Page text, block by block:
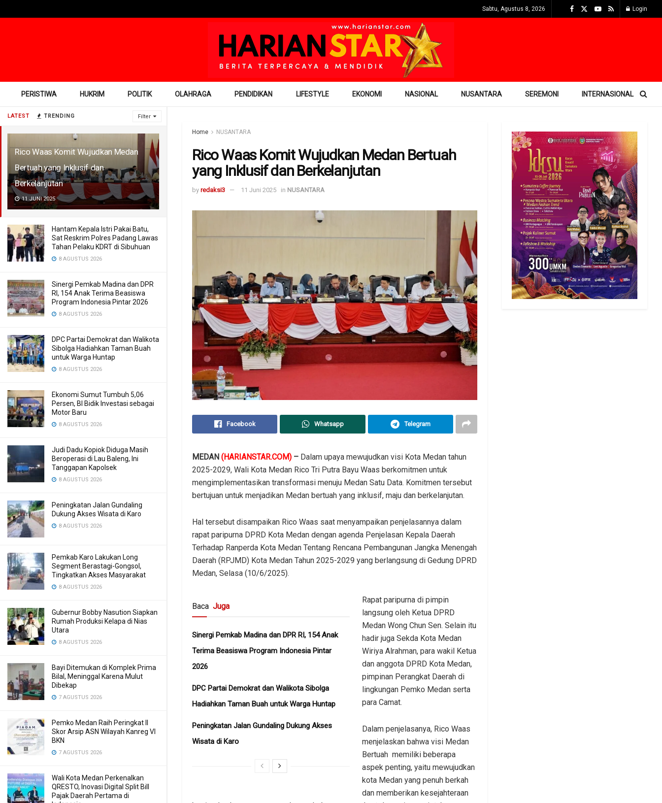
LATEST TRENDING Filter
Rico Waas Komit Wujudkan Medan
Bertuah yang Inklusif dan
Berkelanjutan
11 JUNI 2025
Hantam Kepala Istri Pakai Batu,
Sat Reskrim Polres Padang Lawas
Tahan Pelaku KDRT di Sibuhuan
8 AGUSTUS 2026
Sinergi Pemkab Madina dan DPR
RI, 154 Anak Terima Beasiswa
Program Indonesia Pintar 2026
8 AGUSTUS 2026
DPC Partai Demokrat dan Walikota
Sibolga Hadiahkan Taman Buah
untuk Warga Huntap
8 AGUSTUS 2026
Ekonomi Sumut Tumbuh 5,06
Persen, BI Bidik Investasi sebagai
Motor Baru
8 AGUSTUS 2026
Judi Dadu Kopiok Diduga Masih
Beroperasi di Lau Baleng, Ini
Tanggapan Kapolsek
8 AGUSTUS 2026
Peningkatan Jalan Gundaling
Dukung Akses Wisata di Karo
8 AGUSTUS 2026
Pemkab Karo Lakukan Long
Segment Berastagi-Gongsol,
Tingkatkan Akses Masyarakat
8 AGUSTUS 2026
Gubernur Bobby Nasution Siapkan
Rumah Produksi Kelapa di Nias
Utara
8 AGUSTUS 2026
Bayi Ditemukan di Komplek Prima
Bilal, Meninggal Karena Mulut
Dibekap
7 AGUSTUS 2026
Pemko Medan Raih Peringkat II
Skor Arsip ASN Wilayah Kanreg VI
BKN
7 AGUSTUS 2026
Wali Kota Medan Perkenalkan
QRESTO, Inovasi Digital Split Bill
Pajak Daerah Pertama di
Sabtu, Agustus 8, 2026 Login
PERISTIWA HUKRIM POLITIK OLAHRAGA PENDIDIKAN LIFESTYLE EKONOMI NASIONAL NUSANTARA SEREMONI INTERNASIONAL
Home NUSANTARA
Rico Waas Komit Wujudkan Medan Bertuah
yang Inklusif dan Berkelanjutan
by redaksi3 11 Juni 2025 in NUSANTARA
Facebook Whatsapp Telegram
MEDAN (HARIANSTAR.COM) – Dalam upaya mewujudkan visi Kota Medan tahun
2025-2029, Wali Kota Medan Rico Tri Putra Bayu Waas berkomitmen untuk
mengimplementasikan transformasi menuju Medan Satu Data. Komitmen tersebut
bertujuan untuk menjadikan Medan bertuah yang inklusif, maju dan berkelanjutan.
Hal tersebut disampaikan Rico Waas saat menyampaikan penjelasannya dalam
rapat paripurna DPRD Kota Medan dengan agenda Penjelasan Kepala Daerah
Terhadap Ranperda Kota Medan Tentang Rencana Pembangunan Jangka Menengah
Daerah (RPJMD) Kota Medan Tahun 2025-2029 yang berlangsung di Gedung DPRD
Medan, Selasa (10/6/2025).
Baca Juga
Sinergi Pemkab Madina dan DPR RI, 154 Anak
Terima Beasiswa Program Indonesia Pintar
2026
DPC Partai Demokrat dan Walikota Sibolga
Hadiahkan Taman Buah untuk Warga Huntap
Peningkatan Jalan Gundaling Dukung Akses
Wisata di Karo
Rapat paripurna di pimpin
langsung oleh Ketua DPRD
Medan Wong Chun Sen. Selain itu
hadir juga Sekda Kota Medan
Wiriya Alrahman, para wakil Ketua
dan anggota DPRD Kota Medan,
pimpinan Perangkat Daerah di
lingkungan Pemko Medan serta
para Camat.
Dalam penjelasanya, Rico Waas
menjelaskan bahwa visi Medan
Bertuah memiliki beberapa
aspek penting, yaitu mewujudkan
kota Medan yang penuh berkah
dan memberikan kesejahteraan